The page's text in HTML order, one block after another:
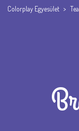
Colorplay Egyesület >